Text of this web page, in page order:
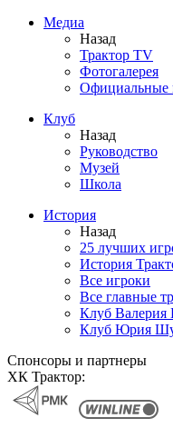
Медиа
Назад
Трактор TV
Фотогалерея
Официальные
Клуб
Назад
Руководство
Музей
Школа
История
Назад
25 лучших
История
Все игроки
Все главные
Клуб Валерия
Клуб Юрия
Спонсоры и партнеры
ХК Трактор: